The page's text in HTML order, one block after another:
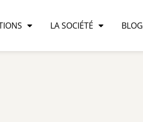
LA SOCIÉTÉ BLOG